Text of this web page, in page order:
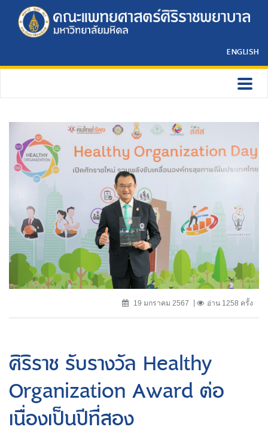
ENGLISH
19 มกราคม 2567 อ่าน 1258 ครั้ง
ศิริราช รับรางวัล Healthy
Organization Award ต่อ
เนื่องเป็นปีที่สอง